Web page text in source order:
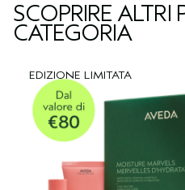
SCOPRIRE
CATEGORIA
EDIZIONE LIMITATA